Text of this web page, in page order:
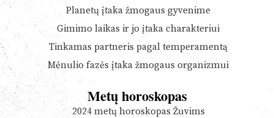
Planetų įtaka žmogaus gyvenime
Gimimo laikas ir jo įtaka charakteriui
Tinkamas partneris pagal temperamentą
Mėnulio fazės įtaka žmogaus organizmui
Metų horoskopas
2024 metų horoskopas Žuvims